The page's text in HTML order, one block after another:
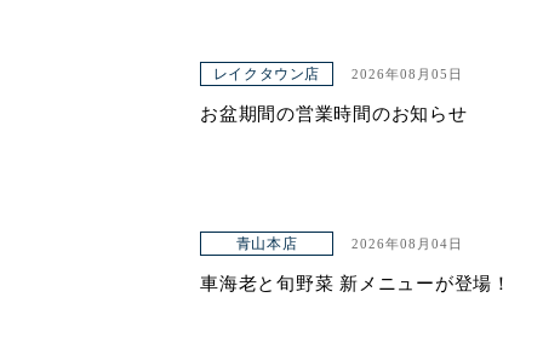
レイクタウン店 2026年08月05日
お盆期間の営業時間のお知らせ
青山本店 2026年08月04日
車海老と旬野菜 新メニューが登場！